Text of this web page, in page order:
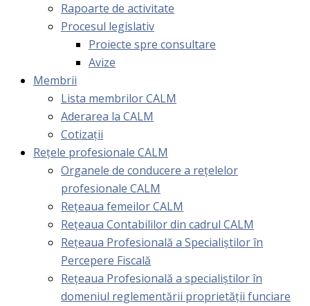
Rapoarte de activitate
Procesul legislativ
Proiecte spre consultare
Avize
Membrii
Lista membrilor CALM
Aderarea la CALM
Cotizaţii
Rețele profesionale CALM
Organele de conducere a rețelelor
profesionale CALM
Rețeaua femeilor CALM
Rețeaua Contabililor din cadrul CALM
Rețeaua Profesională a Specialiștilor în
Percepere Fiscală
Reţeaua Profesională a specialiştilor în
domeniul reglementării proprietăţii funciare